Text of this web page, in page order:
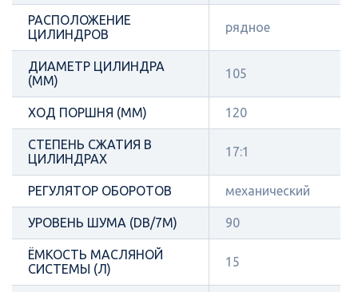
РАСПОЛОЖЕНИЕ
ЦИЛИНДРОВ
рядное
ДИАМЕТР ЦИЛИНДРА
(ММ)
105
ХОД ПОРШНЯ (ММ) 120
СТЕПЕНЬ СЖАТИЯ В
ЦИЛИНДРАХ
17:1
РЕГУЛЯТОР ОБОРОТОВ механический
УРОВЕНЬ ШУМА (DB/7М) 90
ЁМКОСТЬ МАСЛЯНОЙ
СИСТЕМЫ (Л)
15